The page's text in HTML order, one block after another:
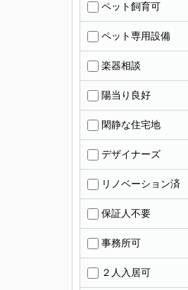
ペット飼育可
ペット専用設備
楽器相談
陽当り良好
閑静な住宅地
デザイナーズ
リノベーション済
保証人不要
事務所可
２人入居可